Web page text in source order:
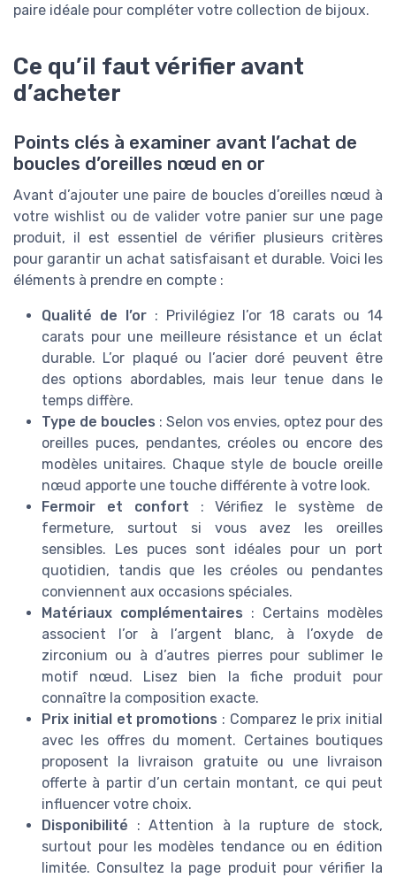
paire idéale pour compléter votre collection de bijoux.
Ce qu’il faut vérifier avant
d’acheter
Points clés à examiner avant l’achat de
boucles d’oreilles nœud en or
Avant d’ajouter une paire de boucles d’oreilles nœud à
votre wishlist ou de valider votre panier sur une page
produit, il est essentiel de vérifier plusieurs critères
pour garantir un achat satisfaisant et durable. Voici les
éléments à prendre en compte :
Qualité de l’or: Privilégiez l’or 18 carats ou 14
carats pour une meilleure résistance et un éclat
durable. L’or plaqué ou l’acier doré peuvent être
des options abordables, mais leur tenue dans le
temps diffère.
Type de boucles : Selon vos envies, optez pour des
oreilles puces, pendantes, créoles ou encore des
modèles unitaires. Chaque style de boucle oreille
nœud apporte une touche différente à votre look.
Fermoir et confort : Vérifiez le système de
fermeture, surtout si vous avez les oreilles
sensibles. Les puces sont idéales pour un port
quotidien, tandis que les créoles ou pendantes
conviennent aux occasions spéciales.
Matériaux complémentaires : Certains modèles
associent l’or à l’argent blanc, à l’oxyde de
zirconium ou à d’autres pierres pour sublimer le
motif nœud. Lisez bien la fiche produit pour
connaître la composition exacte.
Prix initial et promotions : Comparez le prix initial
avec les offres du moment. Certaines boutiques
proposent la livraison gratuite ou une livraison
offerte à partir d’un certain montant, ce qui peut
influencer votre choix.
Disponibilité : Attention à la rupture de stock,
surtout pour les modèles tendance ou en édition
limitée. Consultez la page produit pour vérifier la